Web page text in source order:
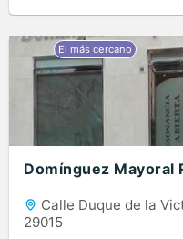
Domínguez Mayoral
Calle Duque de la
29015